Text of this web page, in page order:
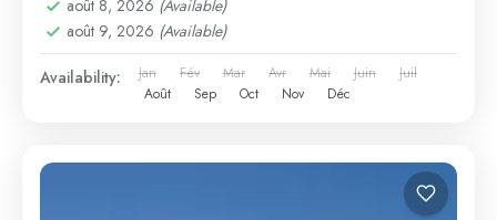
août 8, 2026 (Available)
août 9, 2026 (Available)
Availability: Jan Fév Mar Avr Mai Juin
Juil
Août
Sep Oct Nov Déc